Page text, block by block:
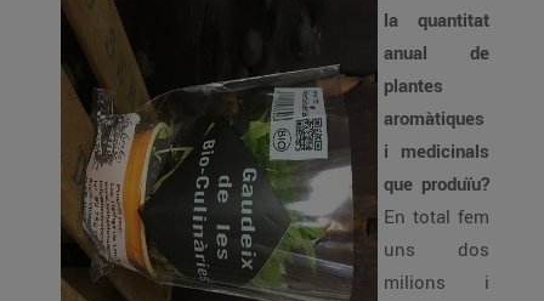
la quantitat
anual de
plantes
aromàtiques
i medicinals
que produïu?
En total fem
uns dos
milions i